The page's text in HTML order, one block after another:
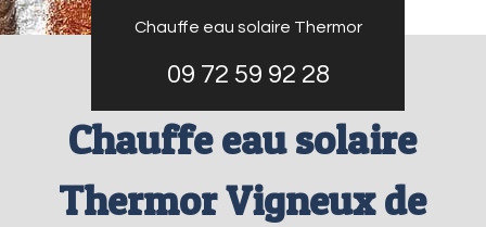
Chauffe eau solaire Thermor
09 72 59 92 28
Chauffe eau solaire
Thermor Vigneux de